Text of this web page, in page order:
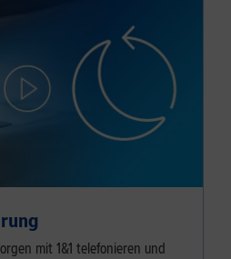
mit 1&1 telefonieren und